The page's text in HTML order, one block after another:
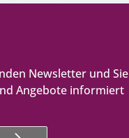
Newsletter und Sie
Angebote informiert